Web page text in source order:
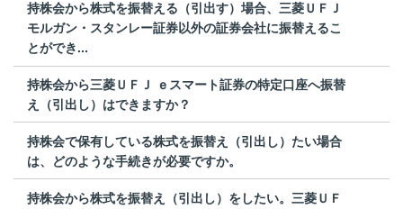
持株会から株式を振替える（引出す）場合、三菱ＵＦＪ
モルガン・スタンレー証券以外の証券会社に振替えるこ
とができ...
持株会から三菱ＵＦＪ ｅスマート証券の特定口座へ振替
え（引出し）はできますか？
持株会で保有している株式を振替え（引出し）たい場合
は、どのような手続きが必要ですか。
持株会から株式を振替え（引出し）をしたい。三菱ＵＦ